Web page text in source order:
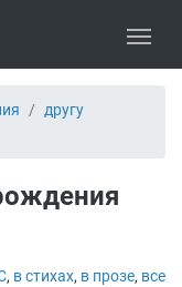
другу
, в стихах, в прозе, все